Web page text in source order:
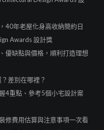
40年老屋化身高收納簡約日
Awards 設計獎
優缺點與價格，順利打造理想
差別在哪裡？
4重點、參考5個小宅設計案
修費用估算與注意事項一次看